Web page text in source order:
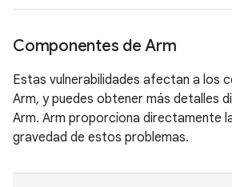
Componentes de Arm
Estas vulnerabilidades afectan a los
Arm, y puedes obtener más detalles
Arm. Arm proporciona directamente
gravedad de estos problemas.